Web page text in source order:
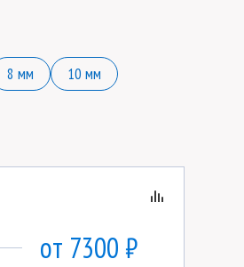
8 мм
10 мм
от 7300 ₽